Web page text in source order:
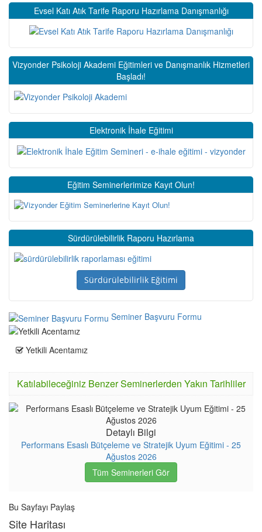
Evsel Katı Atık Tarife Raporu Hazırlama Danışmanlığı
Vizyonder Psikoloji Akademi Eğitimleri ve Danışmanlık Hizmetleri
Başladı!
Elektronik İhale Eğitimi
Eğitim Seminerlerimize Kayıt Olun!
Sürdürülebilirlik Raporu Hazırlama
Sürdürülebilirlik Eğitimi
Seminer Başvuru Formu
Yetkili Acentamız
Katılabileceğiniz Benzer Seminerlerden Yakın Tarihliler
Detaylı Bilgi
Performans Esaslı Bütçeleme ve Stratejik Uyum Eğitimi - 25
Ağustos 2026
Tüm Seminerleri Gör
Bu Sayfayı Paylaş
Site Haritası